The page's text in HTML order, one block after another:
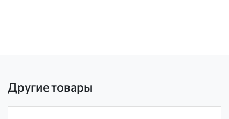
Другие товары